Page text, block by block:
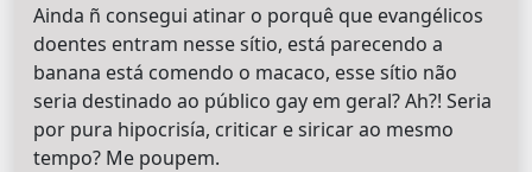
Ainda ñ consegui atinar o porquê que evangélicos
doentes entram nesse sítio, está parecendo a
banana está comendo o macaco, esse sítio não
seria destinado ao público gay em geral? Ah?! Seria
por pura hipocrisía, criticar e siricar ao mesmo
tempo? Me poupem.